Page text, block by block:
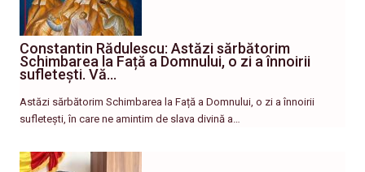
Constantin Rădulescu: Astăzi sărbătorim
Schimbarea la Față a Domnului, o zi a înnoirii
sufletești. Vă…
Astăzi sărbătorim Schimbarea la Față a Domnului, o zi a înnoirii
sufletești, în care ne amintim de slava divină a…